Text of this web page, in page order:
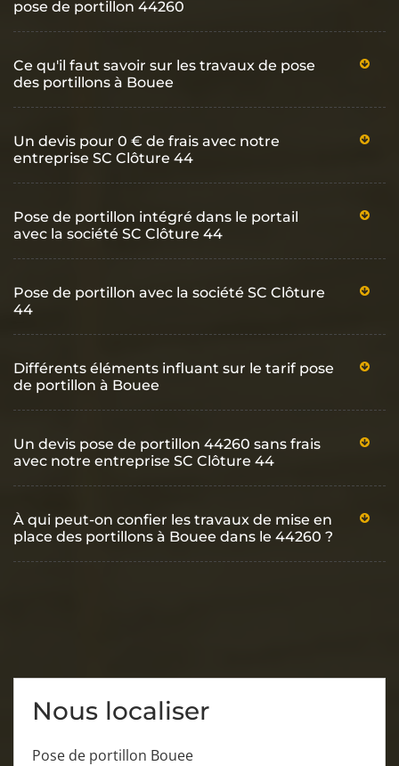
pose de portillon 44260
Ce qu'il faut savoir sur les travaux de pose
des portillons à Bouee
Un devis pour 0 € de frais avec notre
entreprise SC Clôture 44
Pose de portillon intégré dans le portail
avec la société SC Clôture 44
Pose de portillon avec la société SC Clôture
44
Différents éléments influant sur le tarif pose
de portillon à Bouee
Un devis pose de portillon 44260 sans frais
avec notre entreprise SC Clôture 44
À qui peut-on confier les travaux de mise en
place des portillons à Bouee dans le 44260 ?
Nous localiser
Pose de portillon Bouee